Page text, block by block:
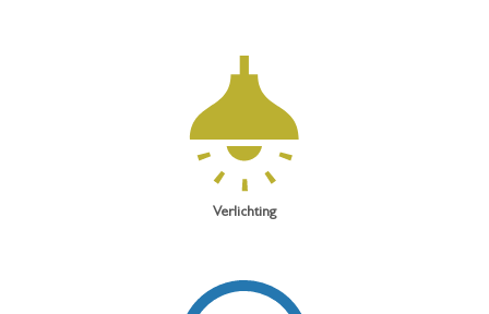
Verlichting